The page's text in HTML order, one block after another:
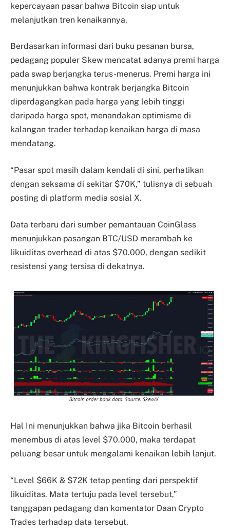
kepercayaan pasar bahwa Bitcoin siap untuk
melanjutkan tren kenaikannya.
Berdasarkan informasi dari buku pesanan bursa,
pedagang populer Skew mencatat adanya premi harga
pada swap berjangka terus-menerus. Premi harga ini
menunjukkan bahwa kontrak berjangka Bitcoin
diperdagangkan pada harga yang lebih tinggi
daripada harga spot, menandakan optimisme di
kalangan trader terhadap kenaikan harga di masa
mendatang.
“Pasar spot masih dalam kendali di sini, perhatikan
dengan seksama di sekitar $70K,” tulisnya di sebuah
posting di platform media sosial X.
Data terbaru dari sumber pemantauan CoinGlass
menunjukkan pasangan BTC/USD merambah ke
likuiditas overhead di atas $70.000, dengan sedikit
resistensi yang tersisa di dekatnya.
Hal Ini menunjukkan bahwa jika Bitcoin berhasil
menembus di atas level $70.000, maka terdapat
peluang besar untuk mengalami kenaikan lebih lanjut.
“Level $66K & $72K tetap penting dari perspektif
likuiditas. Mata tertuju pada level tersebut,”
tanggapan pedagang dan komentator Daan Crypto
Trades terhadap data tersebut.